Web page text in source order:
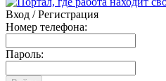
Вход / Регистрация
Номер телефона:
Пароль: